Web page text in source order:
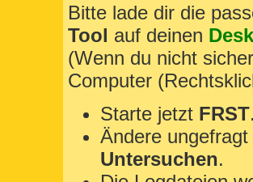
Bitte lade dir die
Tool auf deinen
(Wenn du nicht
Computer
Starte jetzt FRST
Ändere
Untersuchen.